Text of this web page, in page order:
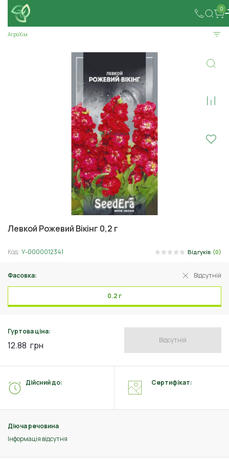
0
АгроХім
Левкой Рожевий Вікінг 0,2 г
Код: У-0000012341 Відгуків (0)
Фасовка: Відсутній
0.2 г
Гуртова ціна:
12.88 грн Відсутній
Діюча речовина
Інформація відсутня
Дійсний до: Сертифікат: